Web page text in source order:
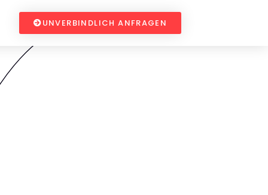
UNVERBINDLICH ANFRAGEN